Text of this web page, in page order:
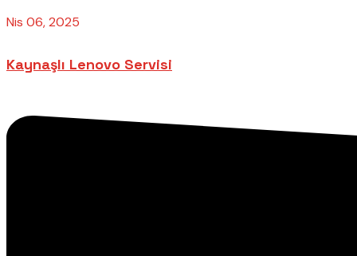
Nis 06, 2025
Kaynaşlı Lenovo Servisi